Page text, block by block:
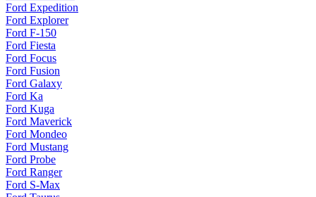
Ford Expedition
Ford Explorer
Ford F-150
Ford Fiesta
Ford Focus
Ford Fusion
Ford Galaxy
Ford Ka
Ford Kuga
Ford Maverick
Ford Mondeo
Ford Mustang
Ford Probe
Ford Ranger
Ford S-Max